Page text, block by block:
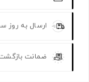
ارسال به روز
ضمانت